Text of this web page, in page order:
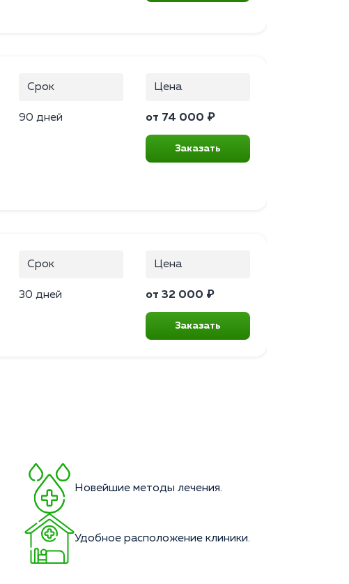
Срок
90 дней
Цена
от 74 000 ₽
Заказать
Срок
30 дней
Цена
от 32 000 ₽
Заказать
Новейшие методы лечения.
Удобное расположение клиники.